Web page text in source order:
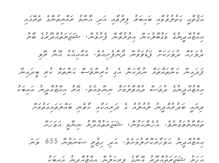
އަޤުތާއީ ގަތުލުވުމާއި ބައިބަރު ފިލުމާއި އަދި އާންމު ރައްޔިތުންގެ ތެރޭގައި
އިއްޒުއްދީނުގެ މަގުބޫލުކަން އިތުރުވާން ފެށުމުން، ޝަޖަރަތުއްދޫރުގެ ބާރު
ދުވަހެއް ދުވަހަކަށް ފަޑުވަމުން ދާންފެށިއެވެ. އެއާއިއެކު އޭނާ ރޭވި
ފަދައިން ކަންތައްތައް ނުދާކަން އެގި ކުރިންވެސް ކަންތައް ކުރި ބީދައިން
އިއްޒުއްދީނުގެ ދުވަސް ދުއްވާލުމަށް ނިންމިއެވެ. އޭރު އިއްޒުއްދީނު އައިބަކު
ދިޔައީ ބަދުރުއްދީނު ލުއުލުއު ގެ ދަރިއަކާއި ކާވެނި ބައްލަވައިގަތުމަށް
ތައްޔާރުވަމުނެވެ. އެހެންކަމުން، ޝަޖަރަތުއްދޫރު ނިންމީ އަވަހަށް
އިއްޒުއްދީނު އަވަހާރަކޮށްލުމަށެވެ. އަދި ހިޖުރީ ސަނަތުން 655 ވަނަ